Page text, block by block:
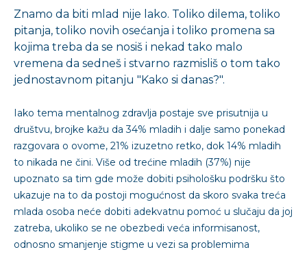
Znamo da biti mlad nije lako. Toliko dilema, toliko
pitanja, toliko novih osećanja i toliko promena sa
kojima treba da se nosiš i nekad tako malo
vremena da sedneš i stvarno razmisliš o tom tako
jednostavnom pitanju "Kako si danas?".
Iako tema mentalnog zdravlja postaje sve prisutnija u
društvu, brojke kažu da 34% mladih i dalje samo ponekad
razgovara o ovome, 21% izuzetno retko, dok 14% mladih
to nikada ne čini. Više od trećine mladih (37%) nije
upoznato sa tim gde može dobiti psihološku podršku što
ukazuje na to da postoji mogućnost da skoro svaka treća
mlada osoba neće dobiti adekvatnu pomoć u slučaju da joj
zatreba, ukoliko se ne obezbedi veća informisanost,
odnosno smanjenje stigme u vezi sa problemima